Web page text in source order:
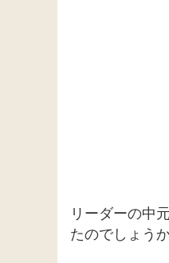
リーダーの中
たのでしょう